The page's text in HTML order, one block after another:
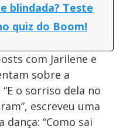
blindada? Teste
quiz do Boom!
com Jarilene e
sobre a
o sorriso dela no
escreveu uma
“Como sai